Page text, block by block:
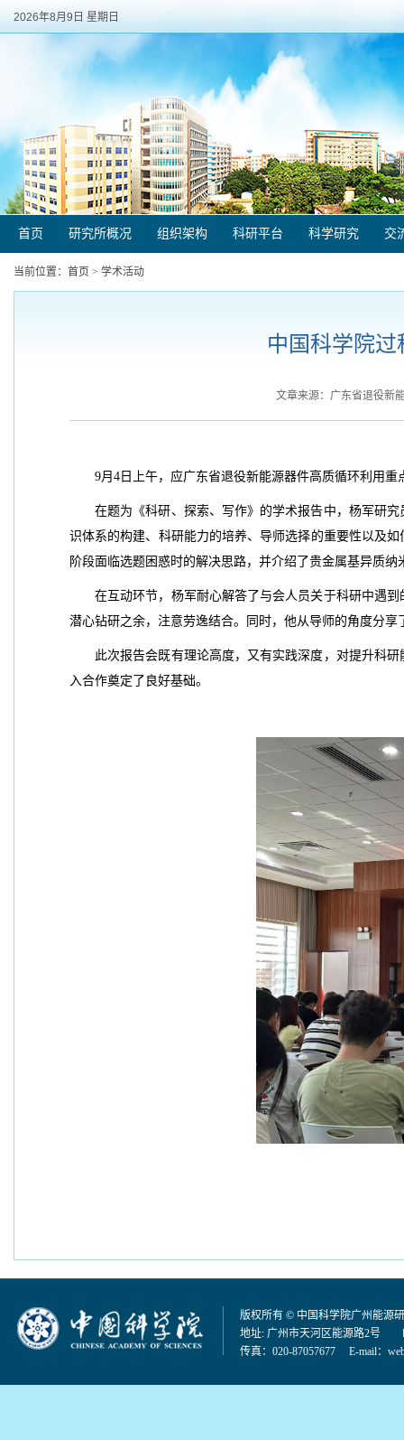
2026年8月9日 星期日
首页 研究所概况 组织架构 科研平台 科学研究 交
当前位置： 首页 > 学术活动
中国科学院
文章来源：广东省退役新
9月4日上午，应广东省退役新能源器件高质循环利用
在题为《科研、探索、写作》的学术报告中，杨军研
识体系的构建、科研能力的培养、导师选择的重要性以及
阶段面临选题困惑时的解决思路，并介绍了贵金属基异质
在互动环节，杨军耐心解答了与会人员关于科研中遇
潜心钻研之余，注意劳逸结合。同时，他从导师的角度分
此次报告会既有理论高度，又有实践深度，对提升科
入合作奠定了良好基础。
版权所有 © 中国科学院广州能源
地址: 广州市天河区能源路2号
传真：020-87057677 E-mail：